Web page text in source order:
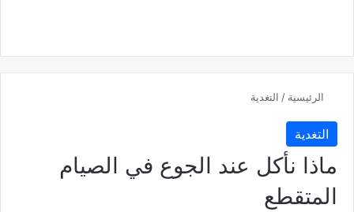
الرئيسية / التغدية
التغدية
ماذا نأكل عند الجوع في الصيام
المتقطع